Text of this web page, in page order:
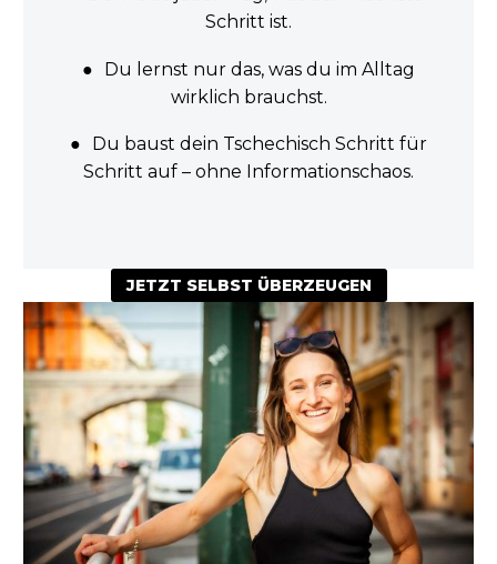
Schritt ist.
● Du lernst nur das, was du im Alltag
wirklich brauchst.
●
Du baust dein Tschechisch Schritt für
Schritt auf – ohne Informationschaos.
JETZT SELBST ÜBERZEUGEN